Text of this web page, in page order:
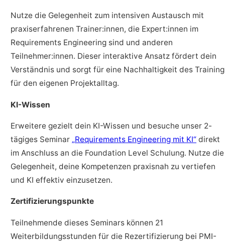
Nutze die Gelegenheit zum intensiven Austausch mit
praxiserfahrenen Trainer:innen, die Expert:innen im
Requirements Engineering sind und anderen
Teilnehmer:innen. Dieser interaktive Ansatz fördert dein
Verständnis und sorgt für eine Nachhaltigkeit des
für den eigenen Projektalltag.
KI-Wissen
Erweitere gezielt dein KI-Wissen und besuche unser 2-
tägiges Seminar „Requirements Engineering mit KI“ direkt
im Anschluss an die Foundation Level Schulung. Nutze die
Gelegenheit, deine Kompetenzen praxisnah zu vertiefen
und KI effektiv einzusetzen.
Zertifizierungspunkte
Teilnehmende dieses Seminars können 21
Weiterbildungsstunden für die Rezertifizierung bei PMI-